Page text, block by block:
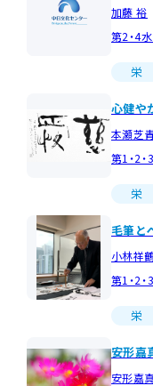
加藤 裕
第2・4
栄
心健や
本瀬芝
第1・2
栄
毛筆と
小林祥
第1・2
栄
安形
安形嘉